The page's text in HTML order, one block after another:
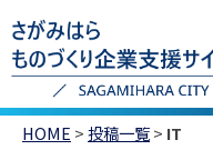
HOME >投稿一覧> IT